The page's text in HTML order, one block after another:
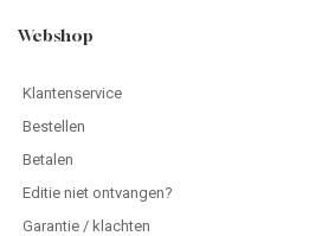
Webshop
Klantenservice
Bestellen
Betalen
Editie niet ontvangen?
Garantie / klachten